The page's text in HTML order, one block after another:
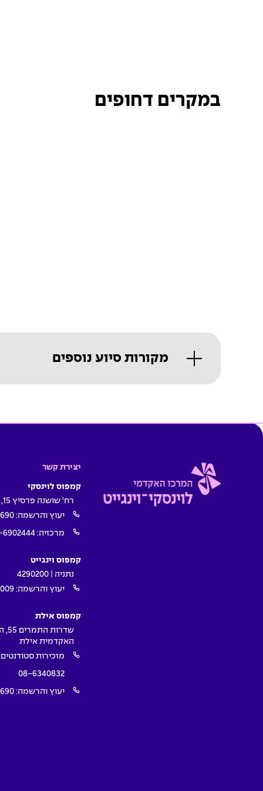
במקרים דחופים
מקורות סיוע נוספים
יצירת קשר
קמפוס לוינסקי
רח' שושנה פרסיץ 15, תל אביב
יעוץ והרשמה:
מרכזיה: 6902444
קמפוס וינגייט
נתניה | 4290200
יעוץ והרשמה:
קמפוס אילת
האקדמית אילת
מזכירות
08-6340832
יעוץ והרשמה: